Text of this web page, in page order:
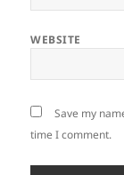
WEBSITE
Save my
time I comment.